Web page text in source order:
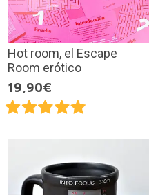
Hot room, el Escape
Room erótico
19,90€